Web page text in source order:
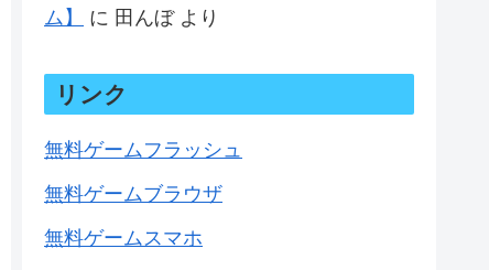
ム】
に 田んぼより
リンク
無料ゲームフラッシュ
無料ゲームブラウザ
無料ゲームスマホ